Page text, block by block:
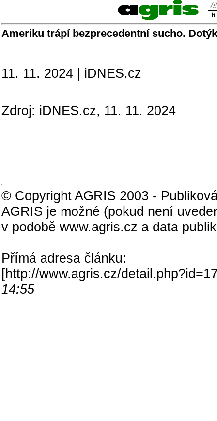
Ameriku trápí bezprecedentní sucho.
11. 11. 2024 | iDNES.cz
Zdroj: iDNES.cz, 11. 11. 2024
© Copyright AGRIS 2003 -
AGRIS je možné (pokud není
v podobě www.agris.cz a data
Přímá adresa článku:
[http://www.agris.cz/
14:55